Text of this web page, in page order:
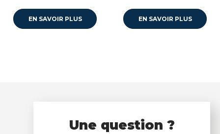
EN SAVOIR PLUS EN SAVOIR PLUS
Une question ?